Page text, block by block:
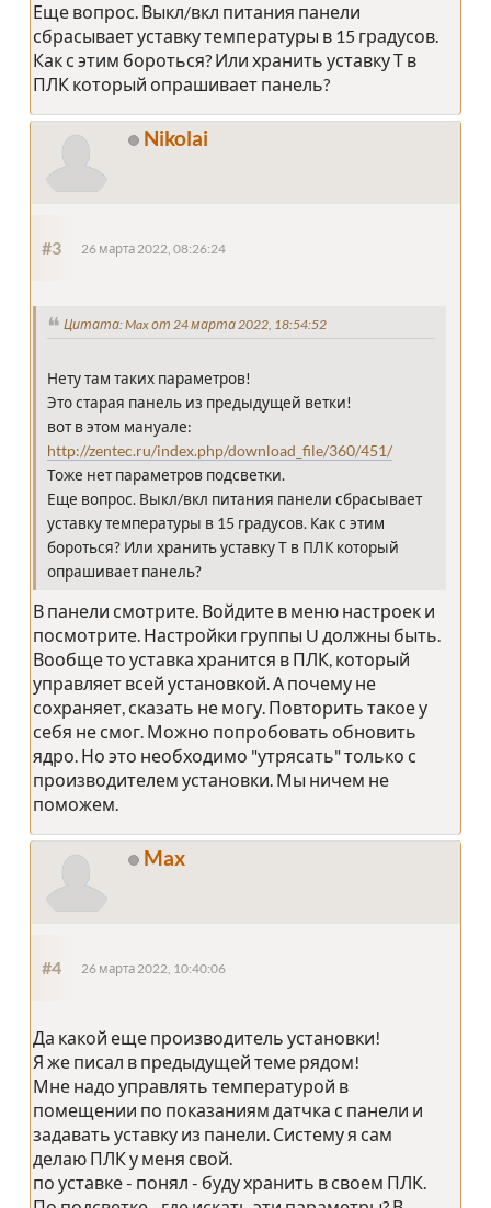
Еще вопрос. Выкл/вкл питания панели
сбрасывает уставку температуры в 15 градусов.
Как с этим бороться? Или хранить уставку Т в
ПЛК который опрашивает панель?
Nikolai
#3 26 марта 2022, 08:26:24
Цитата: Max от 24 марта 2022, 18:54:52
Нету там таких параметров!
Это старая панель из предыдущей ветки!
вот в этом мануале:
http://zentec.ru/index.php/download_file/360/451/
Тоже нет параметров подсветки.
Еще вопрос. Выкл/вкл питания панели сбрасывает
уставку температуры в 15 градусов. Как с этим
бороться? Или хранить уставку Т в ПЛК который
опрашивает панель?
В панели смотрите. Войдите в меню настроек и
посмотрите. Настройки группы U должны быть.
Вообще то уставка хранится в ПЛК, который
управляет всей установкой. А почему не
сохраняет, сказать не могу. Повторить такое у
себя не смог. Можно попробовать обновить
ядро. Но это необходимо "утрясать" только с
производителем установки. Мы ничем не
поможем.
Max
#4 26 марта 2022, 10:40:06
Да какой еще производитель установки!
Я же писал в предыдущей теме рядом!
Мне надо управлять температурой в
помещении по показаниям датчка с панели и
задавать уставку из панели. Систему я сам
делаю ПЛК у меня свой.
по уставке - понял - буду хранить в своем ПЛК.